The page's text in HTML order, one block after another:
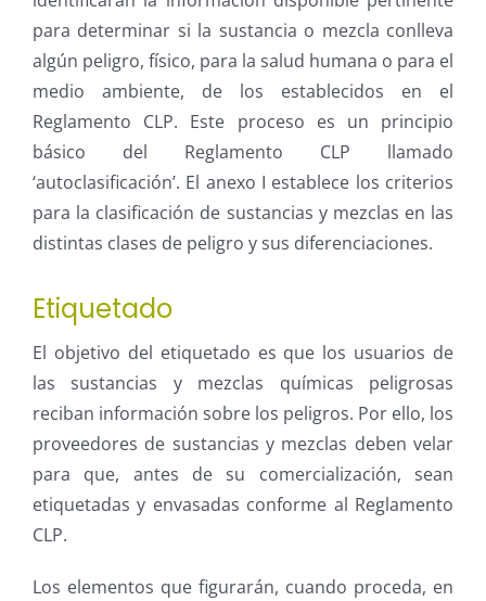
para determinar si la sustancia o mezcla conlleva
algún peligro, físico, para la salud humana o para el
medio ambiente, de los establecidos en el
Reglamento CLP. Este proceso es un principio
básico del Reglamento CLP llamado
‘autoclasificación’. El anexo I establece los criterios
para la clasificación de sustancias y mezclas en las
distintas clases de peligro y sus diferenciaciones.
Etiquetado
El objetivo del etiquetado es que los usuarios de
las sustancias y mezclas químicas peligrosas
reciban información sobre los peligros. Por ello, los
proveedores de sustancias y mezclas deben velar
para que, antes de su comercialización, sean
etiquetadas y envasadas conforme al Reglamento
CLP.
Los elementos que figurarán, cuando proceda, en